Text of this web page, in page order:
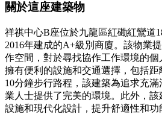
關於這座建築物
祥祺中心B座位於九龍區紅磡紅鸞道
2016年建成的A+級別商廈。該物業
作空間，對於尋找協作工作環境的個
擁有便利的設施和交通選擇，包括距
10分鐘步行路程，該建築為追求充
業人士提供了完美的環境。此外，
設施和現代化設計，提升舒適性和